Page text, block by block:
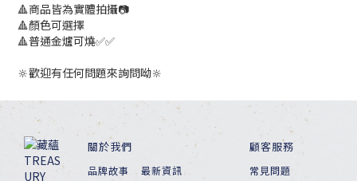
🔺商品皆為實體拍攝📷
🔺顏色可選擇
🔺普通金爐可燒✅✅
🔆歡迎有任何問題來詢問呦🔆
關於我們
品牌故事
最新資訊
顧客服務
常見問題